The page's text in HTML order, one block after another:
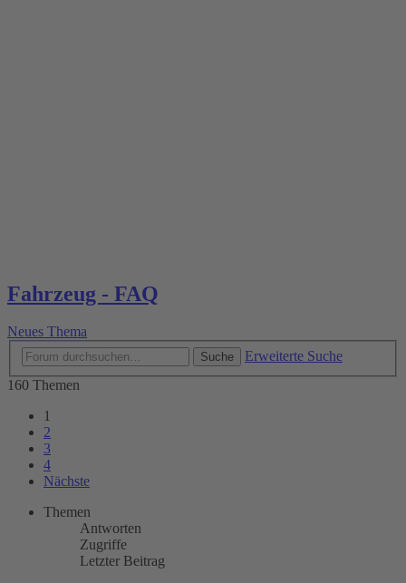
Fahrzeug - FAQ
Neues Thema
Suche
Erweiterte Suche
160 Themen
1
2
3
4
Nächste
Themen
Antworten
Zugriffe
Letzter Beitrag